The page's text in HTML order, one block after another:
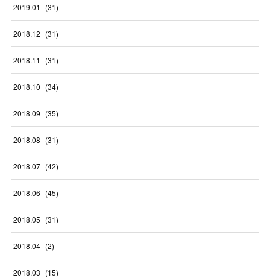
2019.01 (31)
2018.12 (31)
2018.11 (31)
2018.10 (34)
2018.09 (35)
2018.08 (31)
2018.07 (42)
2018.06 (45)
2018.05 (31)
2018.04 (2)
2018.03 (15)